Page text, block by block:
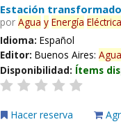
Estación
porAgua y Energía
Idioma:Español
Editor:Buenos Aires:Agua
Disponibilidad: Ítems
Hacer reserva